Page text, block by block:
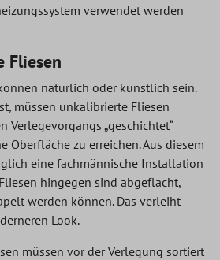
verwendet werden
Fliesen
natürlich oder künstlich sein.
müssen unkalibrierte Fliesen
Verlegevorgangs „geschichtet“
Oberfläche zu erreichen. Aus diesem
eine fachmännische Installation
hingegen sind abgeflacht,
werden können. Das verleiht
Look.
müssen vor der Verlegung sortiert